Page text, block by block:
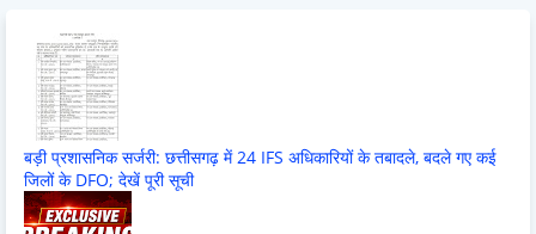
बड़ी प्रशासनिक सर्जरी: छत्तीसगढ़ में 24 IFS अधिकारियों के तबादले, बदले गए कई
जिलों के DFO; देखें पूरी सूची